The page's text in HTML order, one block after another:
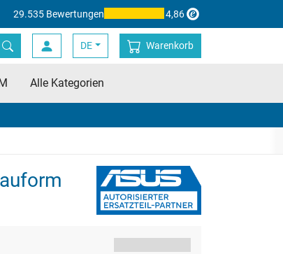
29.535 Bewertungen 4,86
DE Warenkorb
Alle Kategorien